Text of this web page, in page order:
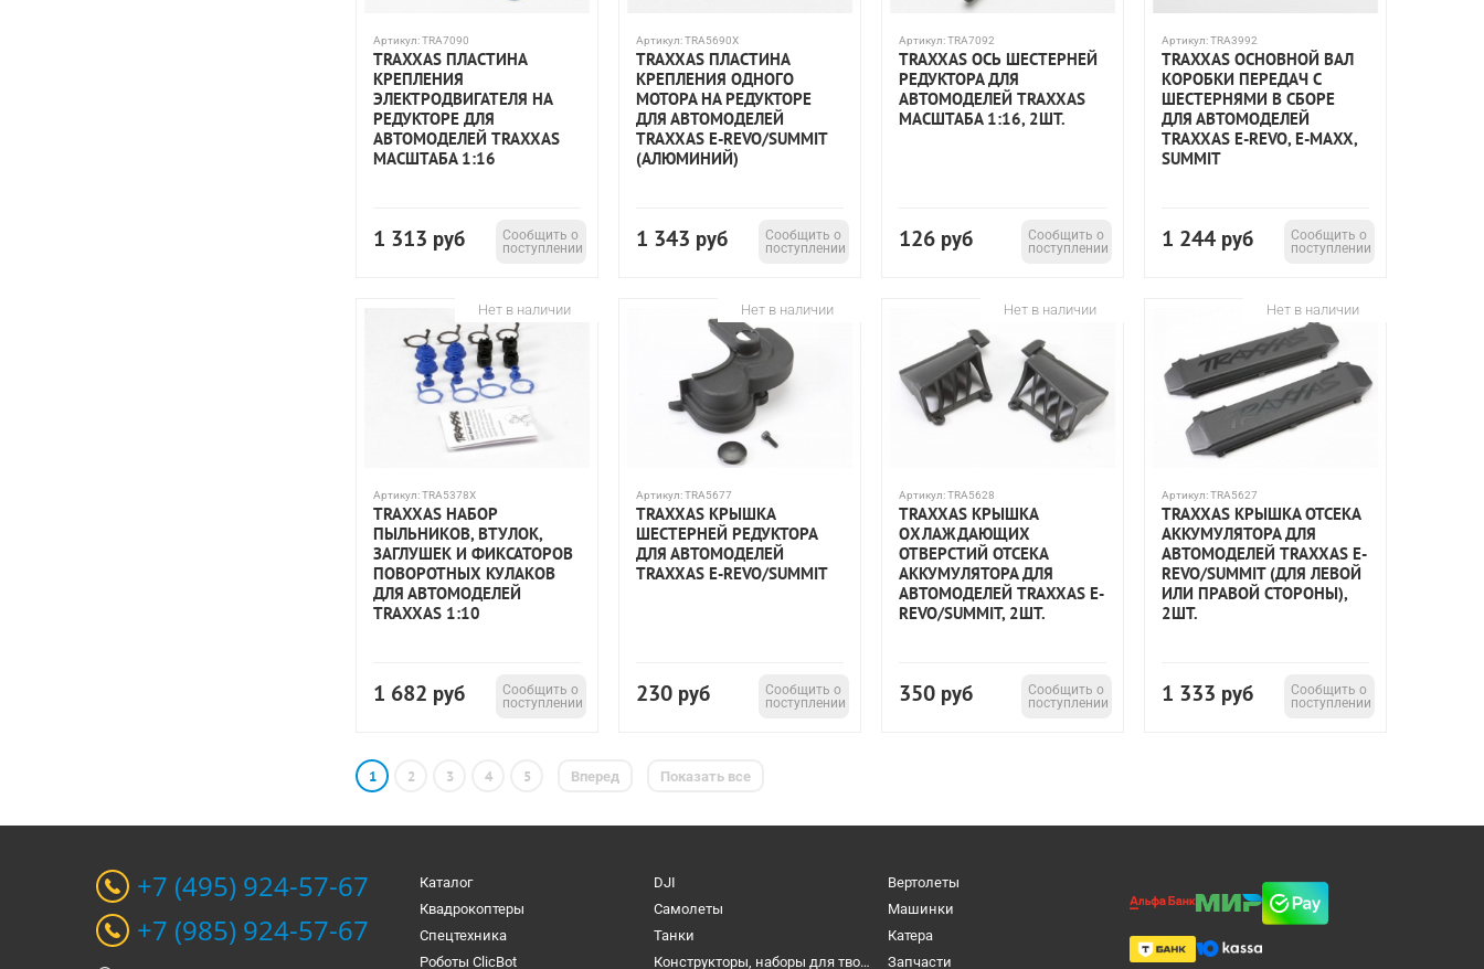
Артикул:TRA7090
TRAXXAS ПЛАСТИНА
КРЕПЛЕНИЯ
ЭЛЕКТРОДВИГАТЕЛЯ НА
РЕДУКТОРЕ ДЛЯ
АВТОМОДЕЛЕЙ TRAXXAS
МАСШТАБА 1:16
1 313 руб
Сообщить о
поступлении
Артикул:TRA5690X
TRAXXAS ПЛАСТИНА
КРЕПЛЕНИЯ ОДНОГО
МОТОРА НА РЕДУКТОРЕ
ДЛЯ АВТОМОДЕЛЕЙ
TRAXXAS E-REVO/SUMMIT
(АЛЮМИНИЙ)
1 343 руб
Сообщить о
поступлении
Артикул:TRA7092
TRAXXAS ОСЬ ШЕСТЕРНЕЙ
РЕДУКТОРА ДЛЯ
АВТОМОДЕЛЕЙ TRAXXAS
МАСШТАБА 1:16, 2ШТ.
126 руб
Сообщить о
поступлении
Артикул:TRA3992
TRAXXAS ОСНОВНОЙ ВАЛ
КОРОБКИ ПЕРЕДАЧ С
ШЕСТЕРНЯМИ В СБОРЕ
ДЛЯ АВТОМОДЕЛЕЙ
TRAXXAS E-REVO, E-MAXX,
SUMMIT
1 244 руб
Сообщить о
поступлении
Нет в наличии
Артикул:TRA5378X
TRAXXAS НАБОР
ПЫЛЬНИКОВ, ВТУЛОК,
ЗАГЛУШЕК И ФИКСАТОРОВ
ПОВОРОТНЫХ КУЛАКОВ
ДЛЯ АВТОМОДЕЛЕЙ
TRAXXAS 1:10
1 682 руб
Сообщить о
поступлении
Нет в наличии
Артикул:TRA5677
TRAXXAS КРЫШКА
ШЕСТЕРНЕЙ РЕДУКТОРА
ДЛЯ АВТОМОДЕЛЕЙ
TRAXXAS E-REVO/SUMMIT
230 руб
Сообщить о
поступлении
Нет в наличии
Артикул:TRA5628
TRAXXAS КРЫШКА
ОХЛАЖДАЮЩИХ
ОТВЕРСТИЙ ОТСЕКА
АККУМУЛЯТОРА ДЛЯ
АВТОМОДЕЛЕЙ TRAXXAS E-
REVO/SUMMIT, 2ШТ.
350 руб
Сообщить о
поступлении
Нет в наличии
Артикул:TRA5627
TRAXXAS КРЫШКА ОТСЕКА
АККУМУЛЯТОРА ДЛЯ
АВТОМОДЕЛЕЙ TRAXXAS E-
REVO/SUMMIT (ДЛЯ ЛЕВОЙ
ИЛИ ПРАВОЙ СТОРОНЫ),
2ШТ.
1 333 руб
Сообщить о
поступлении
1 2 3 4 5 Вперед Показать все
+7 (495) 924-57-67
+7 (985) 924-57-67
Каталог DJI
Вертолеты
Квадрокоптеры
Самолеты
Машинки
Спецтехника
Танки
Катера
Роботы ClicBot
Конструкторы, наборы для творчества и настольные игры Запчасти